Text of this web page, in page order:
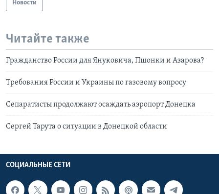
Новости
Читайте также
Гражданство России для Януковича, Пшонки и Азарова?
Требования России и Украины по газовому вопросу
Сепаратисты продолжают осаждать аэропорт Донецка
Сергей Тарута о ситуации в Донецкой области
СОЦИАЛЬНЫЕ СЕТИ